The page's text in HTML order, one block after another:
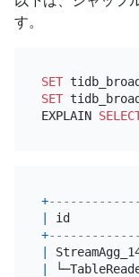
す。
SET
SET
EXPLAIN
+
|
+
|
|